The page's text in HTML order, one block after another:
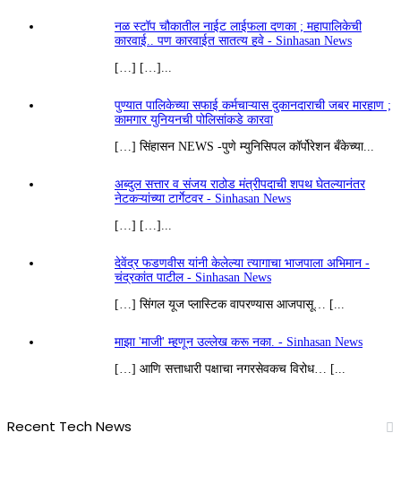
नळ स्टॉप चौकातील नाईट लाईफला दणका ; महापालिकेची
कारवाई.. पण कारवाईत सातत्य हवे - Sinhasan News
[…] […]...
पुण्यात पालिकेच्या सफाई कर्मचाऱ्यास दुकानदाराची जबर मारहाण ;
कामगार युनियनची पोलिसांकडे कारवा
[…] सिंहासन NEWS -पुणे म्युनिसिपल कॉर्पोरेशन बँकेच्या...
अब्दुल सत्तार व संजय राठोड मंत्रीपदाची शपथ घेतल्यानंतर
नेटकऱ्यांच्या टार्गेटवर - Sinhasan News
[…] […]...
देवेंद्र फडणवीस यांनी केलेल्या त्यागाचा भाजपाला अभिमान -
चंद्रकांत पाटील - Sinhasan News
[…] सिंगल यूज प्लास्टिक वापरण्यास आजपासू… [...
माझा 'माजी' म्हणून उल्लेख करू नका. - Sinhasan News
[…] आणि सत्ताधारी पक्षाचा नगरसेवकच विरोध… [...
Recent Tech News